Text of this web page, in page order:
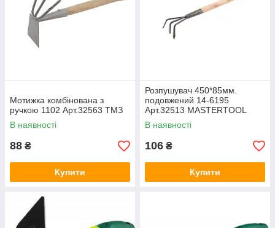
Мотижка комбінована з
ручкою 1102 Арт.32563 ТМЗ
В наявності
88 ₴
Купити
Розпушувач 450*85мм.
подовжений 14-6195
Арт.32513 MASTERTOOL
В наявності
106 ₴
Купити